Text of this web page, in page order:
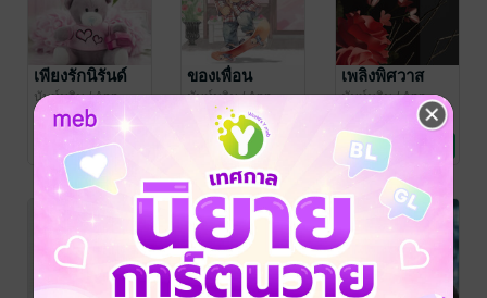
เพียงรักนิรันด์
นันท์นลิน/ Ann-
Marie
นิยายรักวัยรุ่น
1 Rating
ของเพื่อน
นันท์นลิน/ Ann-
Marie
นิยายโรมานซ์
1 Rating
เพลิงพิศวาส
นันท์นลิน/ Ann-
Marie
นิยายโรมานซ์
2 Rating